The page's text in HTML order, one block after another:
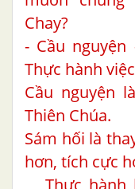
Chay?
- Cầu
Thực hành
Cầu nguyện
Thiên Chúa.
Sám hối là
hơn, tích cực